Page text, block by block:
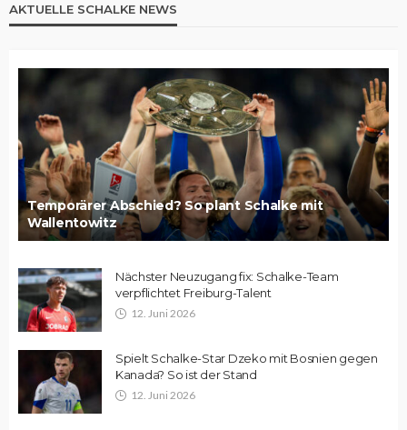
AKTUELLE SCHALKE NEWS
Temporärer Abschied? So plant Schalke mit
Wallentowitz
Nächster Neuzugang fix: Schalke-Team
verpflichtet Freiburg-Talent
12. Juni 2026
Spielt Schalke-Star Dzeko mit Bosnien gegen
Kanada? So ist der Stand
12. Juni 2026